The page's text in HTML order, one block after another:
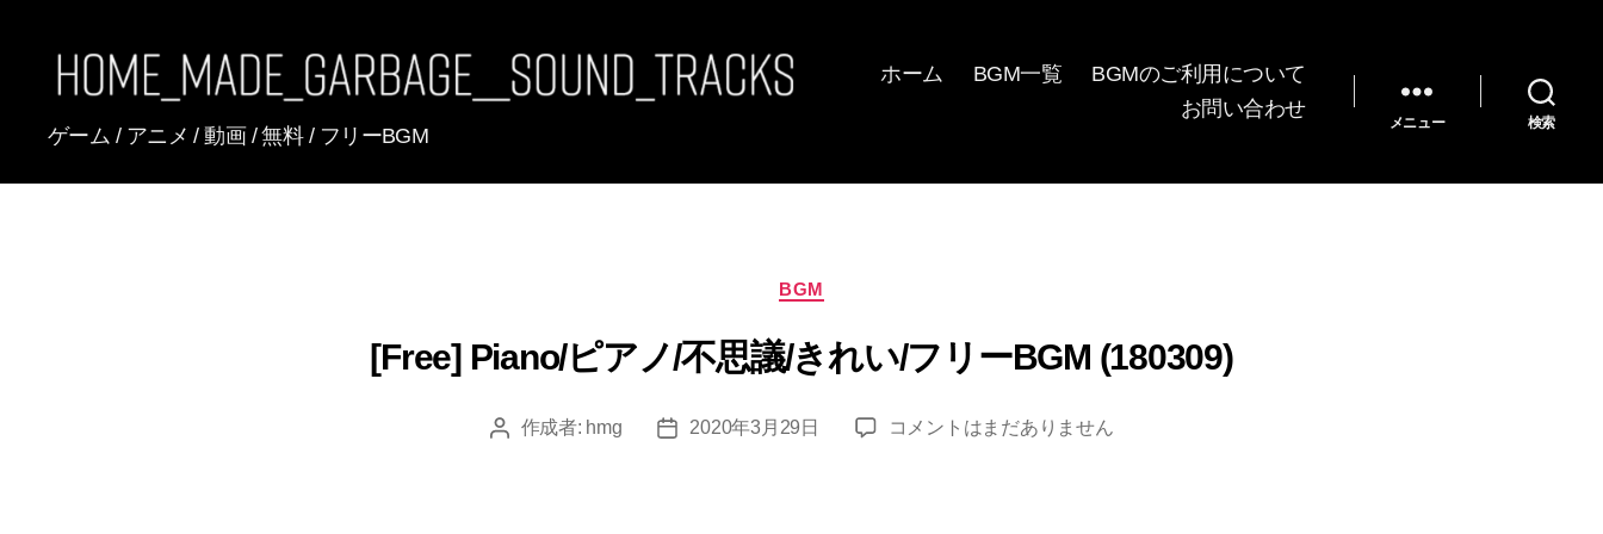
[FREE
BGM]
ゲーム / アニメ / 動画 / 無料 / フリーBGM
ホーム BGM一覧
BGMのご利用について
お問い合わせ
メニュー 検索
カ
テ
リ
ー
BGM
[Free] Piano/ピアノ/不思議/きれい/フリーBGM (180309)
投 作成者: hmg
投
2020年3月29日
[Free]
コメントはまだありません